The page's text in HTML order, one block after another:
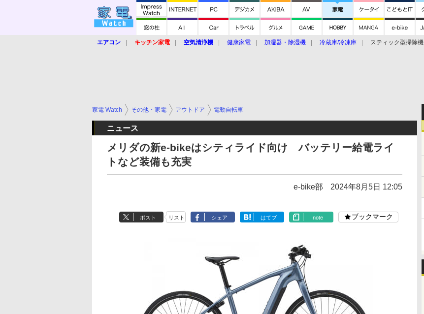
エアコン キッチン家電 空気清浄機 健康家電 加湿器・除湿機 冷蔵庫/冷凍庫 スティック型掃除機
家電 Watch その他・家電 アウトドア 電動自転車
ニュース
メリダの新e-bikeはシティライド向け バッテリー給電ライ
トなど装備も充実
e-bike部 2024年8月5日 12:05
ポスト リスト シェア はてブ note ブックマーク